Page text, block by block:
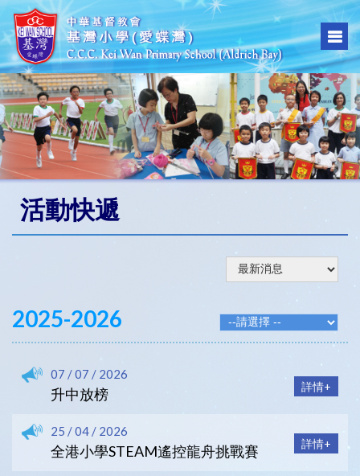
活動快遞
2025-2026
07 / 07 / 2026
升中放榜 詳情+
25 / 04 / 2026
全港小學STEAM遙控龍舟挑戰賽 詳情+